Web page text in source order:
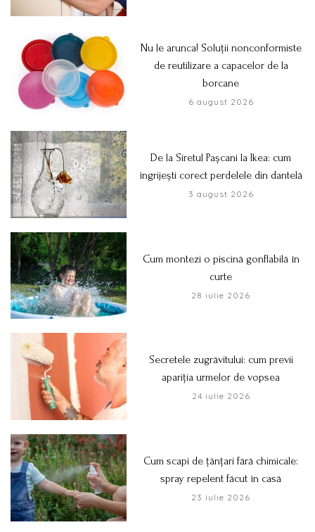
Nu le arunca! Soluții nonconformiste
de reutilizare a capacelor de la
borcane
6 august 2026
De la Siretul Pașcani la Ikea: cum
îngrijești corect perdelele din dantelă
3 august 2026
Cum montezi o piscină gonflabilă în
curte
28 iulie 2026
Secretele zugrăvitului: cum previi
apariția urmelor de vopsea
24 iulie 2026
Cum scapi de țânțari fără chimicale:
spray repelent făcut în casă
23 iulie 2026